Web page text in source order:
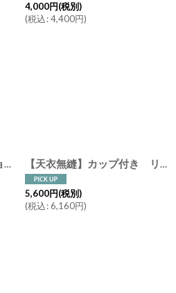
4,000円(税別)
(税込:4,400円)
【天衣無縫】リブ1分丈ショーツ スーピマコットン オーガニックコットン 日本製 ピンク オフホワイト グレー 【天衣無縫】カップ付き リブキャミソール スーピマコットン オーガニックコットン 日本製 ピンク オフホワイト グレー
5,600円(税別)
(税込:6,160円)